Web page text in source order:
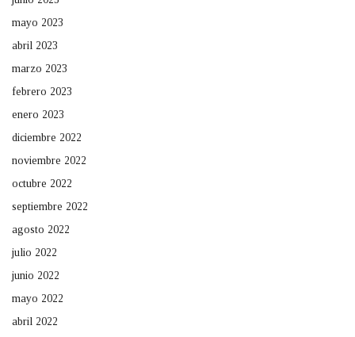
mayo 2023
abril 2023
marzo 2023
febrero 2023
enero 2023
diciembre 2022
noviembre 2022
octubre 2022
septiembre 2022
agosto 2022
julio 2022
junio 2022
mayo 2022
abril 2022